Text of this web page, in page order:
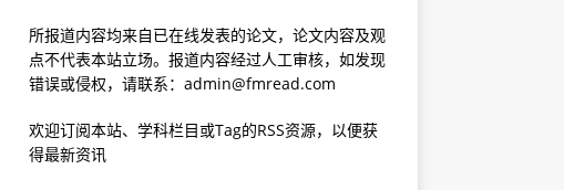
所报道内容均来自已在线发表的论文，论文内容及观
点不代表本站立场。报道内容经过人工审核，如发现
错误或侵权，请联系：admin@fmread.com
欢迎订阅本站、学科栏目或Tag的RSS资源，以便获
得最新资讯